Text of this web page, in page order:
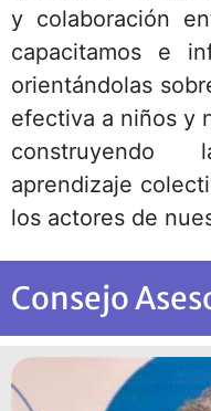
y colaboración
capacitamos e
orientándolas
efectiva a niños y
aprendizaje
los actores de
Consejo